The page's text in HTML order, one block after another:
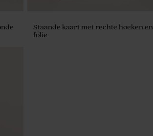
Staande kaart met rechte hoeken en
folie